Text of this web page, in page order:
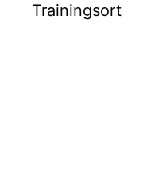
Trainingsort